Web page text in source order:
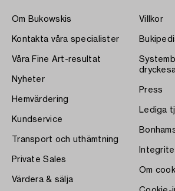
Om Bukowskis
Kontakta våra specialister
Våra Fine Art-resultat
Nyheter
Hemvärdering
Kundservice
Transport och uthämtning
Private Sales
Värdera & sälja
Villkor
Press
Lediga
Om